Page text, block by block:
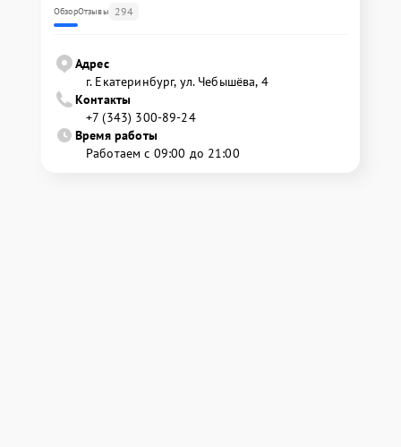
ОбзорОтзывы 294
Адрес
г. Екатеринбург, ул. Чебышёва, 4
Контакты
+7 (343) 300-89-24
Время работы
Работаем с 09:00 до 21:00